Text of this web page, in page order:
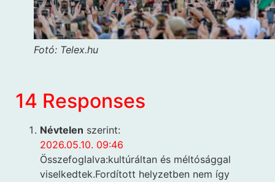
Fotó: Telex.hu
14 Responses
Névtelen szerint:
2026.05.10. 09:46
Összefoglalva:kultúráltan és méltósággal
viselkedtek.Fordított helyzetben nem így